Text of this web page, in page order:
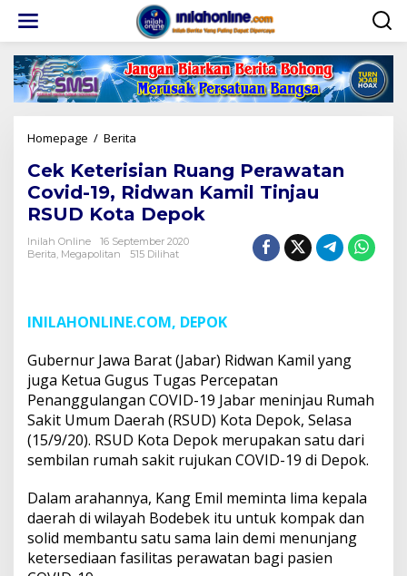
konten
Homepage / Berita
Ruang
Perawatan
Covid-
19,
Ridwan
Kamil
Depok
Cek Keterisian Ruang Perawatan
Covid-19, Ridwan Kamil Tinjau
RSUD Kota Depok
Inilah Online
16 September 2020
Berita Megapolitan 515 Dilihat
INILAHONLINE.COM, DEPOK
Gubernur Jawa Barat (Jabar) Ridwan Kamil yang
juga Ketua Gugus Tugas Percepatan
Penanggulangan COVID-19 Jabar meninjau Rumah
Sakit Umum Daerah (RSUD) Kota Depok, Selasa
(15/9/20). RSUD Kota Depok merupakan satu dari
sembilan rumah sakit rujukan COVID-19 di Depok.
Dalam arahannya, Kang Emil meminta lima kepala
daerah di wilayah Bodebek itu untuk kompak dan
solid membantu satu sama lain demi menunjang
ketersediaan fasilitas perawatan bagi pasien